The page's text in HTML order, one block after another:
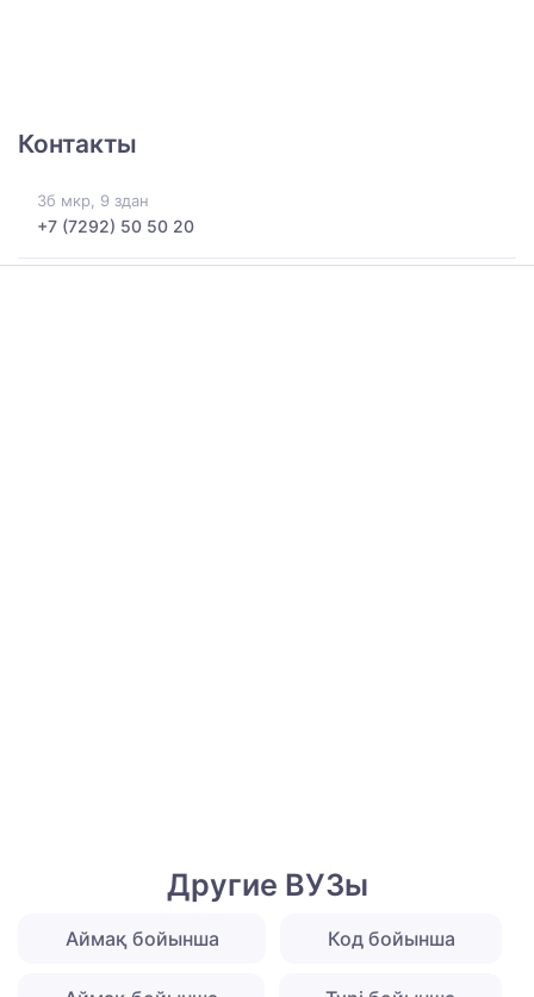
Контакты
3б мкр, 9 здан
+7 (7292) 50 50 20
Другие ВУЗы
Аймақ бойынша Код бойынша